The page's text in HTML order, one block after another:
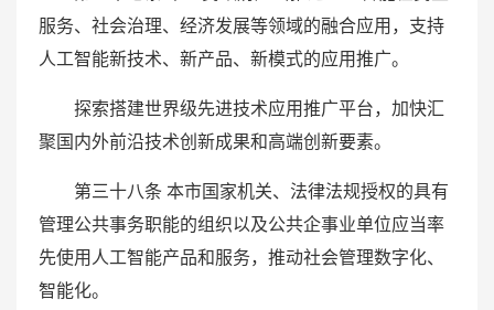
服务、社会治理、经济发展等领域的融合应用，支持
人工智能新技术、新产品、新模式的应用推广。
探索搭建世界级先进技术应用推广平台，加快汇
聚国内外前沿技术创新成果和高端创新要素。
第三十八条 本市国家机关、法律法规授权的具有
管理公共事务职能的组织以及公共企事业单位应当率
先使用人工智能产品和服务，推动社会管理数字化、
智能化。